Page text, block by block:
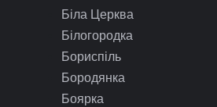
Біла Церква
Білогородка
Бориспіль
Бородянка
Боярка